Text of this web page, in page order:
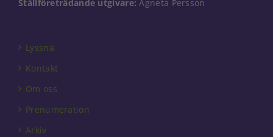
Ställföreträdande utgivare: Agneta Persson
Lyssna
Kontakt
Om oss
Prenumeration
Arkiv